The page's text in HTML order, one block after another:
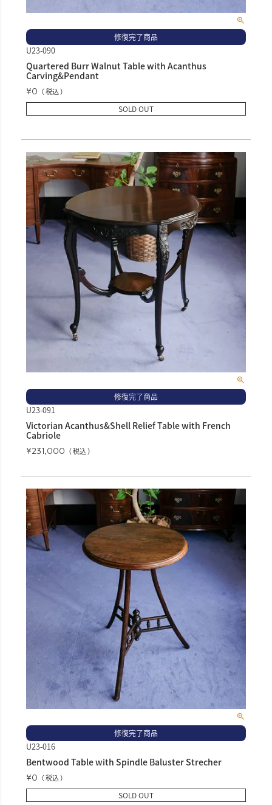
修復完了商品
U23-090
Quartered Burr Walnut Table with Acanthus
Carving&Pendant
¥0 税込
SOLD OUT
修復完了商品
U23-091
Victorian Acanthus&Shell Relief Table with French
Cabriole
¥231,000 税込
修復完了商品
U23-016
Bentwood Table with Spindle Baluster Strecher
¥0 税込
SOLD OUT